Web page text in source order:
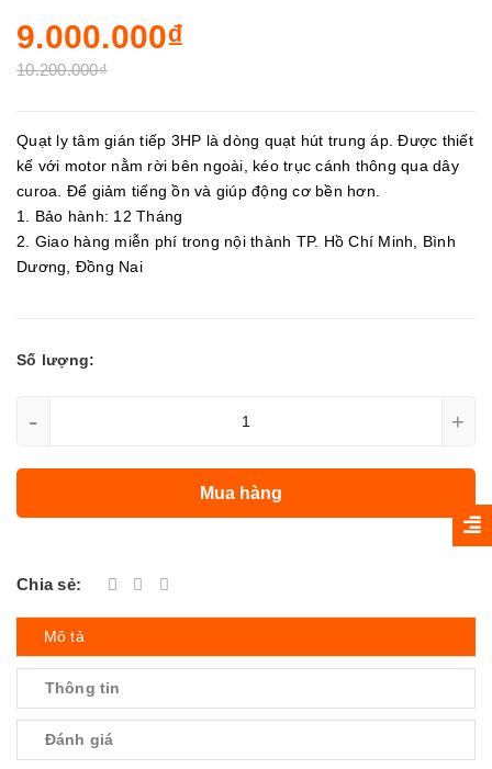
9.000.000₫
10.200.000₫
Quạt ly tâm gián tiếp 3HP là dòng quạt hút trung áp. Được thiết
kế với motor nằm rời bên ngoài, kéo trục cánh thông qua dây
curoa. Để giảm tiếng ồn và giúp động cơ bền hơn.
1. Bảo hành: 12 Tháng
2. Giao hàng miễn phí trong nội thành TP. Hồ Chí Minh, Bình
Dương, Đồng Nai
Số lượng:
- +
Mua hàng
Chia sẻ:
Mô tả
Thông tin
Đánh giá